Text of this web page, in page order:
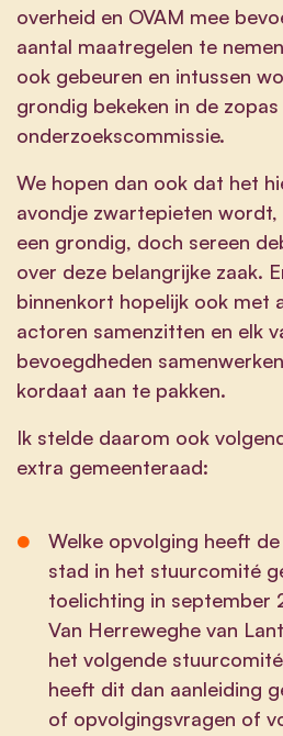
overheid en OVAM mee
aantal maatregelen te
ook gebeuren en intussen
grondig bekeken in de
onderzoekscommissie.
We hopen dan ook dat het
avondje zwartepieten
een grondig, doch sereen
over deze belangrijke zaak.
binnenkort hopelijk ook met
actoren samenzitten en elk
bevoegdheden
kordaat aan te pakken.
Ik stelde daarom ook
extra gemeenteraad:
Welke opvolging heeft
stad in het stuurcomité
toelichting in september
Van Herreweghe van
het volgende
heeft dit dan aanleiding
of opvolgingsvragen of